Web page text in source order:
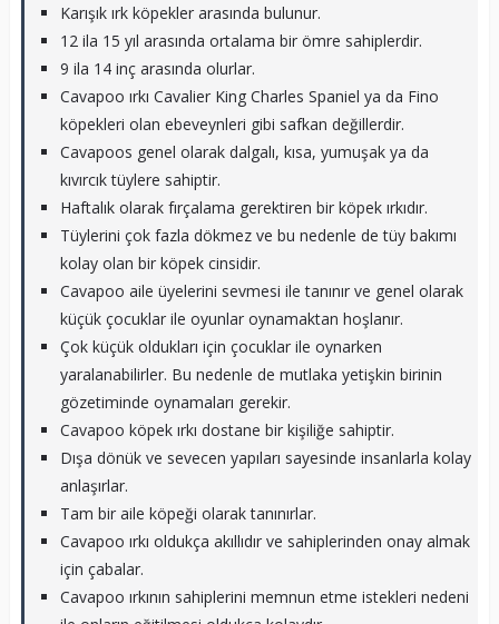
Karışık ırk köpekler arasında bulunur.
12 ila 15 yıl arasında ortalama bir ömre sahiplerdir.
9 ila 14 inç arasında olurlar.
Cavapoo ırkı Cavalier King Charles Spaniel ya da Fino
köpekleri olan ebeveynleri gibi safkan değillerdir.
Cavapoos genel olarak dalgalı, kısa, yumuşak ya da
kıvırcık tüylere sahiptir.
Haftalık olarak fırçalama gerektiren bir köpek ırkıdır.
Tüylerini çok fazla dökmez ve bu nedenle de tüy bakımı
kolay olan bir köpek cinsidir.
Cavapoo aile üyelerini sevmesi ile tanınır ve genel olarak
küçük çocuklar ile oyunlar oynamaktan hoşlanır.
Çok küçük oldukları için çocuklar ile oynarken
yaralanabilirler. Bu nedenle de mutlaka yetişkin birinin
gözetiminde oynamaları gerekir.
Cavapoo köpek ırkı dostane bir kişiliğe sahiptir.
Dışa dönük ve sevecen yapıları sayesinde insanlarla kolay
anlaşırlar.
Tam bir aile köpeği olarak tanınırlar.
Cavapoo ırkı oldukça akıllıdır ve sahiplerinden onay almak
için çabalar.
Cavapoo ırkının sahiplerini memnun etme istekleri nedeni